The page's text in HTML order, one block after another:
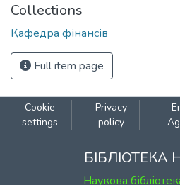
Collections
Кафедра фінансів
Full item page
Cookie
settings
Privacy
policy
БІБЛІОТЕКА
Наукова